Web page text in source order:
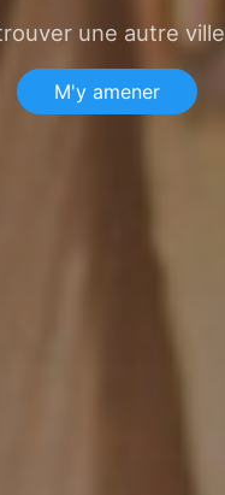
une autre ville
M'y amener